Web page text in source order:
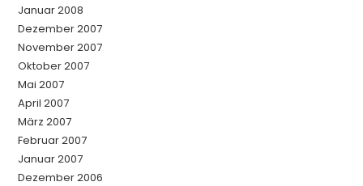
Januar 2008
Dezember 2007
November 2007
Oktober 2007
Mai 2007
April 2007
März 2007
Februar 2007
Januar 2007
Dezember 2006